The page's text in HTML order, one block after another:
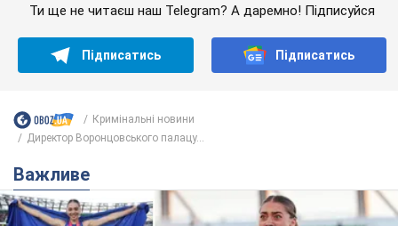
Ти ще не читаєш наш Telegram? А даремно! Підписуйся
Підписатись Підписатись
Кримінальні новини
Директор Воронцовського палацу...
Важливе